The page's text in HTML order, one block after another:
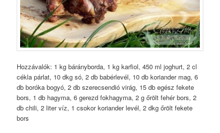
Hozzávalók: 1 kgbárányborda, 1 kg karfiol, 450 ml joghurt, 2 cl
cékla párlat, 10 dkg só, 2 dbbabérlevél, 10 db koriander mag, 6
dbboróka bogyó,2 db szerecsendió virág, 15 db egész fekete
bors, 1 db hagyma, 6 gerezd fokhagyma, 2 g őrölt fehér bors, 2
db chili, 2 liter víz, 1 csokor koriander levél, 2 dkg őrölt fekete
bors